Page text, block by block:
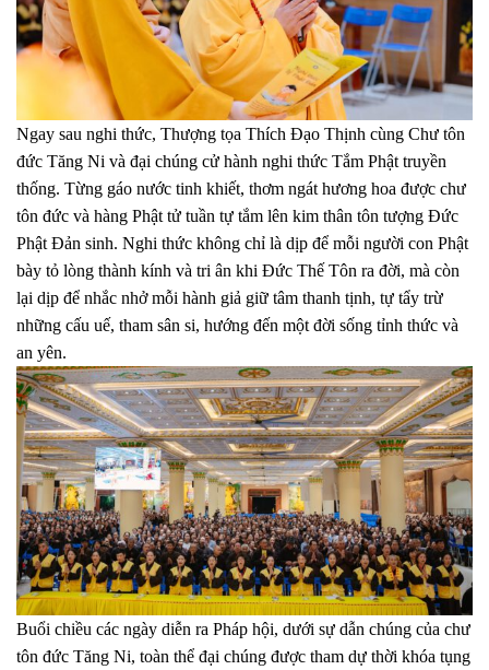
Ngay sau nghi thức, Thượng tọa Thích Đạo Thịnh cùng Chư tôn
đức Tăng Ni và đại chúng cử hành nghi thức Tắm Phật truyền
thống. Từng gáo nước tinh khiết, thơm ngát hương hoa được chư
tôn đức và hàng Phật tử tuần tự tắm lên kim thân tôn tượng Đức
Phật Đản sinh. Nghi thức không chỉ là dịp để mỗi người con Phật
bày tỏ lòng thành kính và tri ân khi Đức Thế Tôn ra đời, mà còn
lại dịp để nhắc nhở mỗi hành giả giữ tâm thanh tịnh, tự tẩy trừ
những cấu uế, tham sân si, hướng đến một đời sống tỉnh thức và
an yên.
Buổi chiều các ngày diễn ra Pháp hội, dưới sự dẫn chúng của chư
tôn đức Tăng Ni, toàn thể đại chúng được tham dự thời khóa tụng